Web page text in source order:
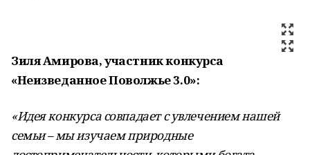
Зиля Амирова, участник конкурса
«Неизведанное Поволжье 3.0»:
«Идея конкурса совпадает с увлечением нашей
семьи – мы изучаем природные